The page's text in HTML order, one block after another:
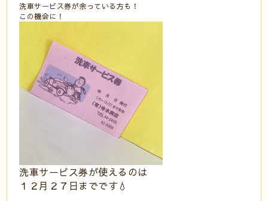
洗車サービス券が余っている方も！
この機会に！
洗車サービス券が使えるのは
１２月２７日までです💧